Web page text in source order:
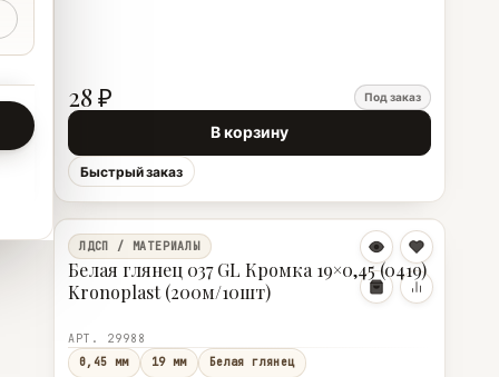
28 ₽ Под заказ
В корзину
Быстрый заказ
ЛДСП / МАТЕРИАЛЫ
Белая глянец 037 GL Кромка 19×0,45 (0419)
Kronoplast (200м/10шт)
АРТ. 29988
0,45 мм
19 мм Белая глянец